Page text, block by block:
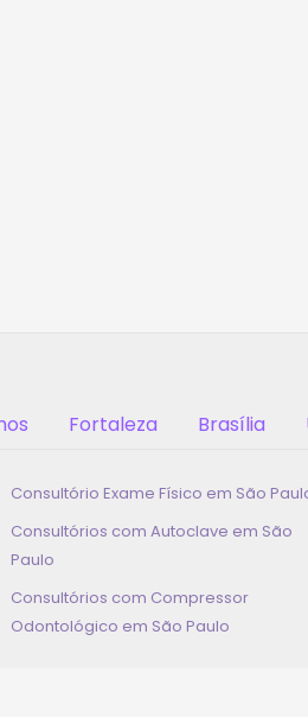
Fortaleza Brasília
Consultório Exame Físico em São
Consultórios com Autoclave em São
Paulo
Consultórios com Compressor
Odontológico em São Paulo